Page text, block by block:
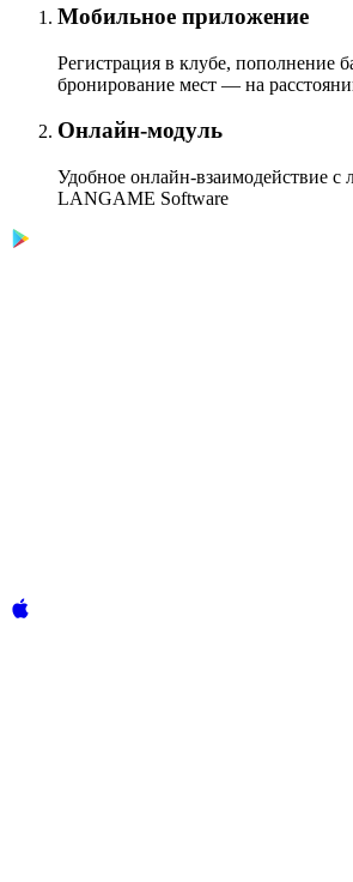
Мобильное приложение
Регистрация в клубе, пополнение
бронирование мест — на
Онлайн-модуль
Удобное онлайн-взаимодействие
LANGAME Software